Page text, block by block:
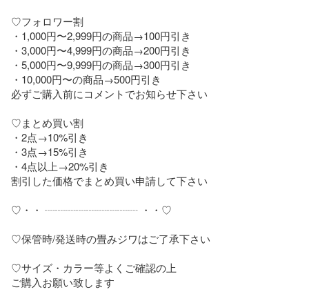
♡フォロワー割
・1,000円〜2,999円の商品→100円引き
・3,000円〜4,999円の商品→200円引き
・5,000円〜9,999円の商品→300円引き
・10,000円〜の商品→500円引き
必ずご購入前にコメントでお知らせ下さい
♡まとめ買い割
・2点→10%引き
・3点→15%引き
・4点以上→20%引き
割引した価格でまとめ買い申請して下さい
♡・・ ┈┈┈┈┈┈┈┈┈ ・・♡
♡保管時/発送時の畳みジワはご了承下さい
♡サイズ・カラー等よくご確認の上
ご購入お願い致します